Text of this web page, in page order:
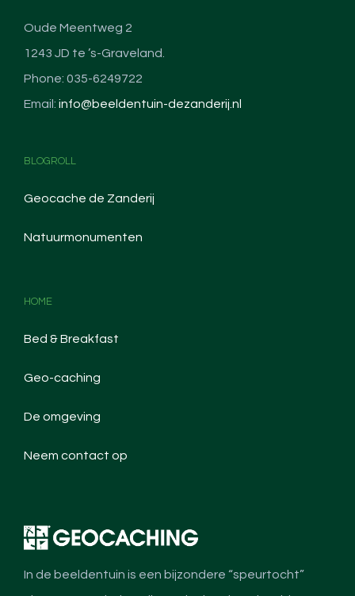
Oude Meentweg 2
1243 JD te ’s-Graveland.
Phone: 035-6249722
Email: info@beeldentuin-dezanderij.nl
BLOGROLL
Geocache de Zanderij
Natuurmonumenten
HOME
Bed & Breakfast
Geo-caching
De omgeving
Neem contact op
In de beeldentuin is een bijzondere “speurtocht”